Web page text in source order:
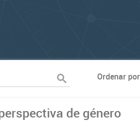
Ordenar por
de género